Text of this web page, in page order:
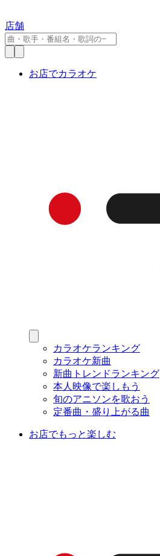
店舗
お店でカラオケ
カラオケランキング
カラオケ新曲
新曲トレンドランキング
本人映像で楽しもう
旬のアニソンを歌おう
定番曲・盛り上がる曲
お店でもっと楽しむ